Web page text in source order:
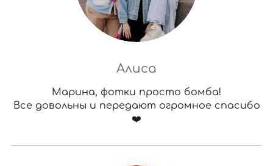
Алиса
Марина, фотки просто бомба!
Все довольны и передают огромное спасибо
❤️